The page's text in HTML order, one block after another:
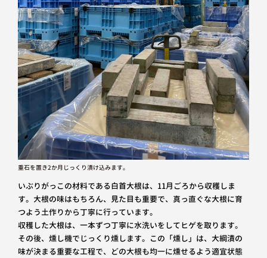
重石を置き2か月じっくり漬け込みます。
いぶりがっこの材料である白首大根は、11月ごろから収穫しま
す。大根の味はもちろん、見た目も重要で、真っ直ぐな大根に育
つよう土作りから丁寧に行っています。
収穫した大根は、一本ずつ丁寧に水洗いをしてヒゲを取ります。
その後、燻し機でじっくり燻します。この「燻し」は、大綱漬の
味が決まる重要な工程で、どの大根も均一に燻せるよう適宜状態